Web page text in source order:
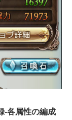
-各属性の編成